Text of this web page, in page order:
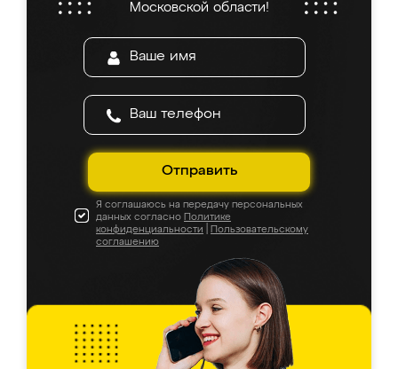
Московской области!
Отправить
Я соглашаюсь на передачу персональных
данных согласно Политике
конфиденциальности
Пользовательскому
соглашению